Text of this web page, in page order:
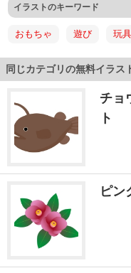
イラストのキーワード
おもちゃ 遊び 玩具
同じカテゴリの無料イラス
チョ
ト
ピン